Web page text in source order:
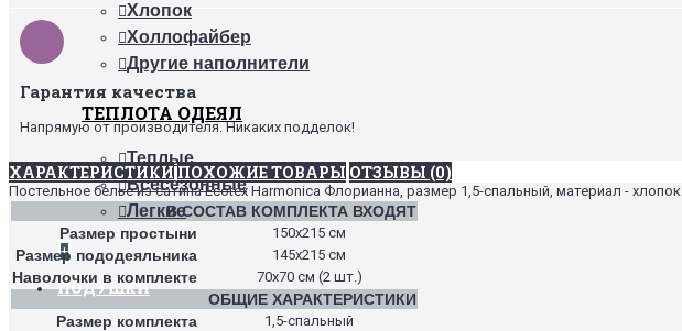
Хлопок
Холлофайбер
Другие наполнители
ТЕПЛОТА ОДЕЯЛ
Теплые
Всесезонные
Легкие
+
ПОДУШКИ
Гарантия качества
Напрямую от производителя. Никаких подделок!
ХАРАКТЕРИСТИКИ ПОХОЖИЕ ТОВАРЫ ОТЗЫВЫ (0)
Постельное белье из сатина Ecotex Harmonica Флорианна, размер 1,5-спальный, материал - хлопок
В СОСТАВ КОМПЛЕКТА ВХОДЯТ
Размер простыни
150х215 см
Размер пододеяльника 145х215 см
Наволочки в комплекте 70х70 см (2 шт.)
ОБЩИЕ ХАРАКТЕРИСТИКИ
Размер комплекта
1,5-спальный